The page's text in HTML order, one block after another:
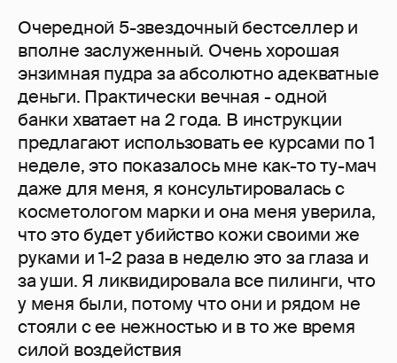
Очередной 5-звездочный бестселлер и
вполне заслуженный. Очень хорошая
энзимная пудра за абсолютно адекватные
деньги. Практически вечная - одной
банки хватает на 2 года. В инструкции
предлагают использовать ее курсами по 1
неделе, это показалось мне как-то ту-мач
даже для меня, я консультировалась с
косметологом марки и она меня уверила,
что это будет убийство кожи своими же
руками и 1-2 раза в неделю это за глаза и
за уши. Я ликвидировала все пилинги, что
у меня были, потому что они и рядом не
стояли с ее нежностью и в то же время
силой воздействия